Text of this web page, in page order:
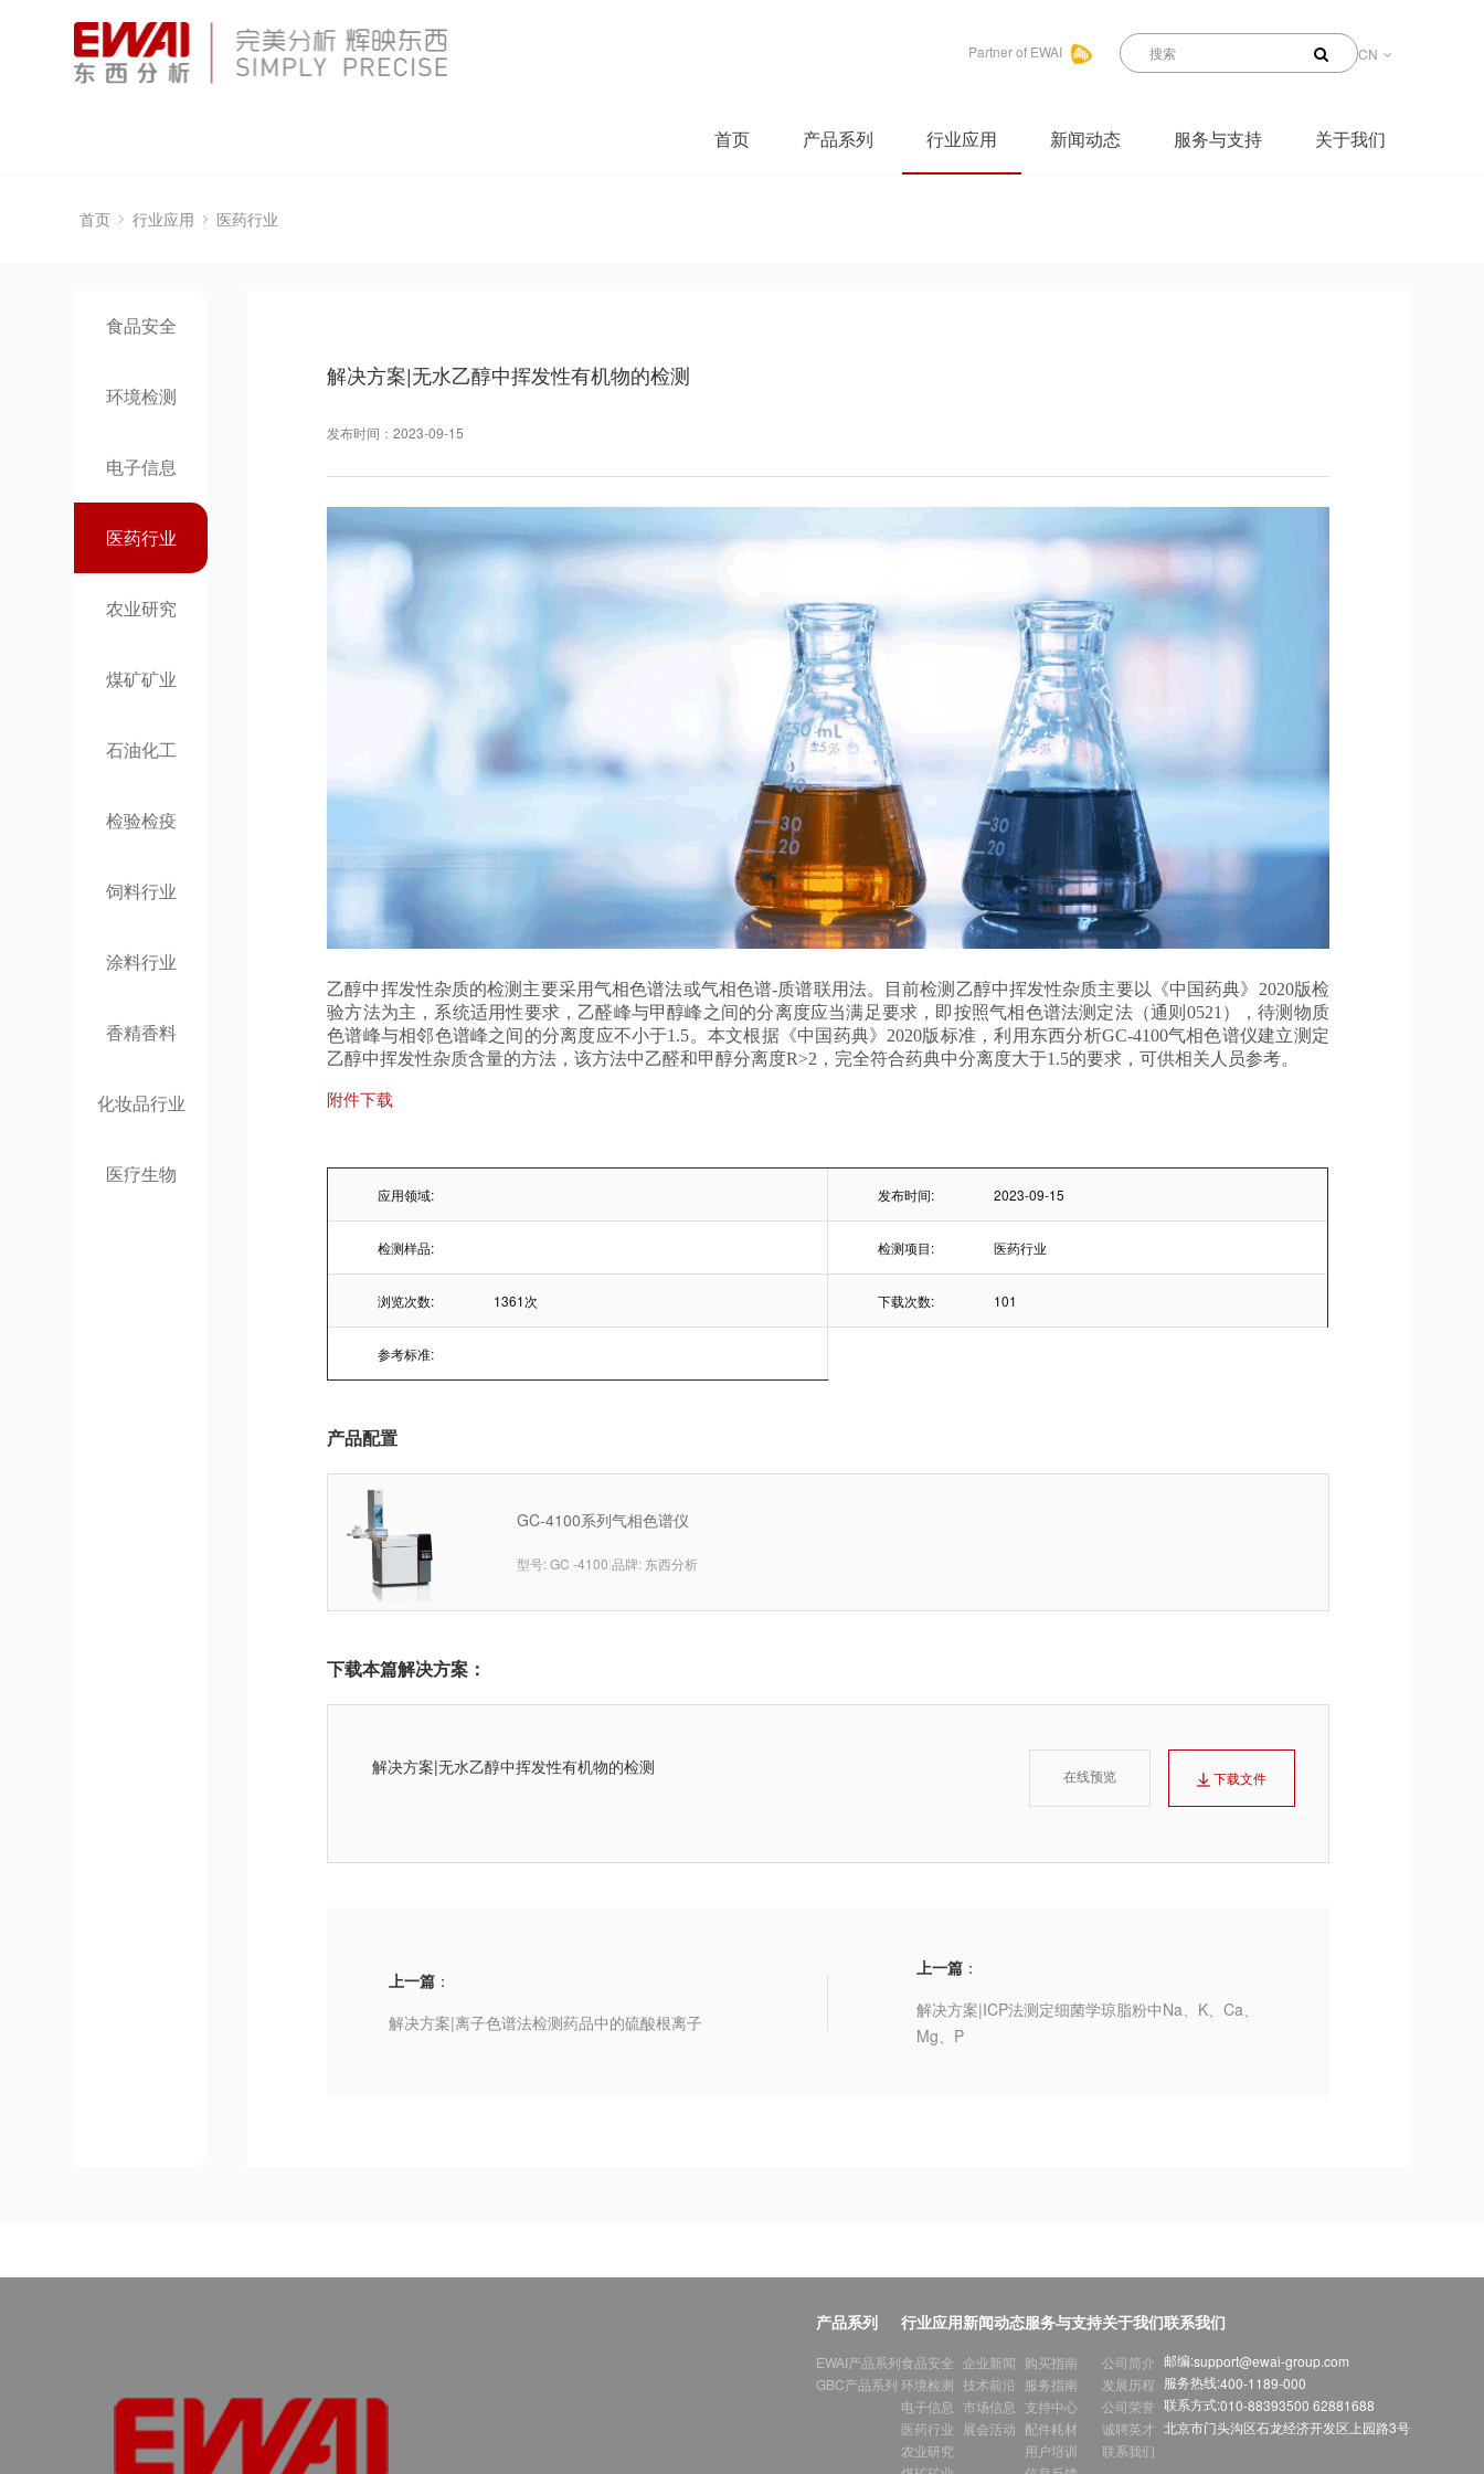
Partner of EWAI CN
首页 产品系列 行业应用 新闻动态 服务与支持 关于我们
首页 行业应用 医药行业
食品安全
环境检测
电子信息
医药行业
农业研究
煤矿矿业
石油化工
检验检疫
饲料行业
涂料行业
香精香料
化妆品行业
医疗生物
解决方案|无水乙醇中挥发性有机物的检测
发布时间：2023-09-15
乙醇中挥发性杂质的检测主要采用气相色谱法或气相色谱-质谱联用法。目前检测乙醇中挥发性杂质主要以《中国药典》2020版检
验方法为主，系统适用性要求，乙醛峰与甲醇峰之间的分离度应当满足要求，即按照气相色谱法测定法（通则0521），待测物质
色谱峰与相邻色谱峰之间的分离度应不小于1.5。本文根据《中国药典》2020版标准，利用东西分析GC-4100气相色谱仪建立测定
乙醇中挥发性杂质含量的方法，该方法中乙醛和甲醇分离度R>2，完全符合药典中分离度大于1.5的要求，可供相关人员参考。
附件下载
应用领域: 发布时间: 2023-09-15
检测样品: 检测项目: 医药行业
浏览次数: 1361次 下载次数: 101
参考标准:
产品配置
GC-4100系列气相色谱仪
型号: GC -4100 品牌: 东西分析
下载本篇解决方案：
解决方案|无水乙醇中挥发性有机物的检测 在线预览 下载文件
上一篇 ：
解决方案|离子色谱法检测药品中的硫酸根离子
上一篇：
解决方案|ICP法测定细菌学琼脂粉中Na、K、Ca、
Mg、P
产品系列
EWAI产品系列
GBC产品系列
行业应用
食品安全
环境检测
电子信息
医药行业
农业研究
新闻动态
企业新闻
技术前沿
市场信息
展会活动
服务与支持
购买指南
服务指南
支持中心
配件耗材
用户培训
关于我们
公司简介
发展历程
公司荣誉
诚聘英才
联系我们
联系我们
邮编:support@ewai-group.com
服务热线:400-1189-000
联系方式:010-88393500 62881688
北京市门头沟区石龙经济开发区上园路3号